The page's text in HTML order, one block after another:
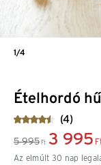
Ételhordó
(4)
5 995 Ft 3 995
Az elmúlt 30 nap
1/4